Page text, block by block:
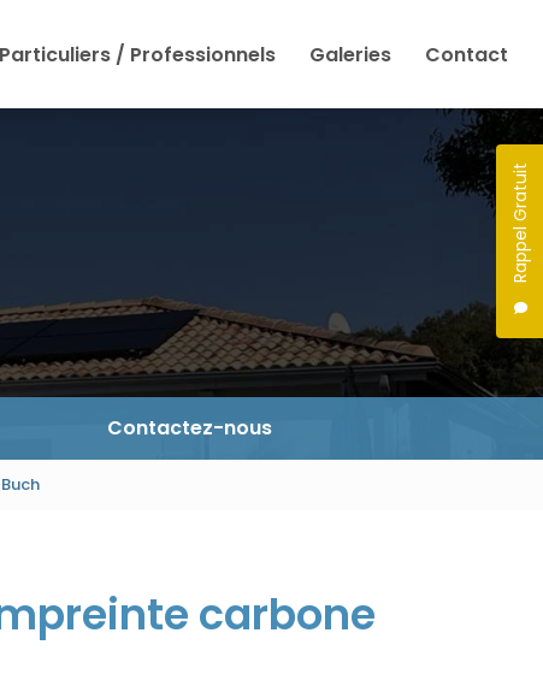
Rappel Gratuit
Particuliers / Professionnels Galeries Contact
Contactez-nous
carbone